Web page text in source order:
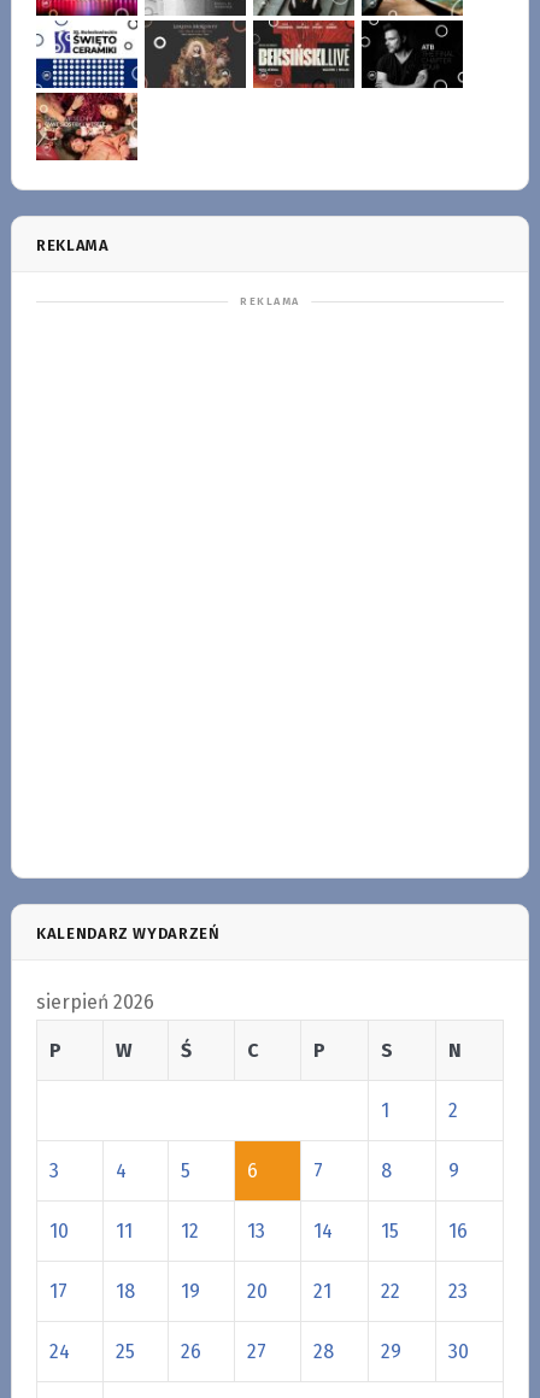
REKLAMA
KALENDARZ WYDARZEŃ
sierpień 2026
P W Ś C P S N
1 2
3 4 5 6 7 8 9
10 11 12 13 14 15 16
17 18 19 20 21 22 23
24 25 26 27 28 29 30